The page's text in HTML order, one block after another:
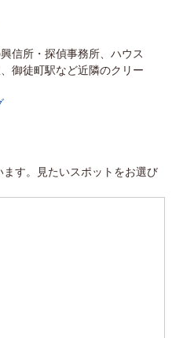
信所・探偵事務所、ハウス
御徒町駅など近隣のクリー
す。見たいスポットをお選び